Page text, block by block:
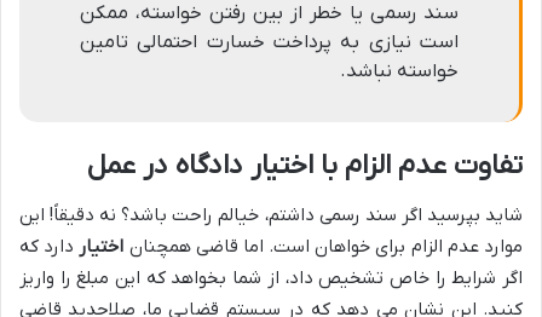
سند رسمی یا خطر از بین رفتن خواسته، ممکن
است نیازی به پرداخت خسارت احتمالی تامین
خواسته نباشد.
تفاوت عدم الزام با اختیار دادگاه در عمل
شاید بپرسید اگر سند رسمی داشتم، خیالم راحت باشد؟ نه دقیقاً! این
موارد عدم الزام برای خواهان است. اما قاضی همچنان اختیار دارد که
اگر شرایط را خاص تشخیص داد، از شما بخواهد که این مبلغ را واریز
کنید. این نشان می دهد که در سیستم قضایی ما، صلاحدید قاضی